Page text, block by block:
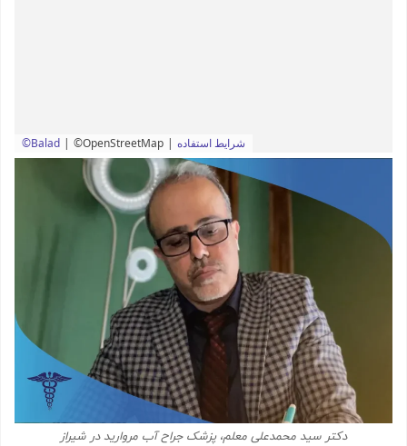
دکتر سید محمدعلی معلم، پزشک جراح آب مروارید در شیراز